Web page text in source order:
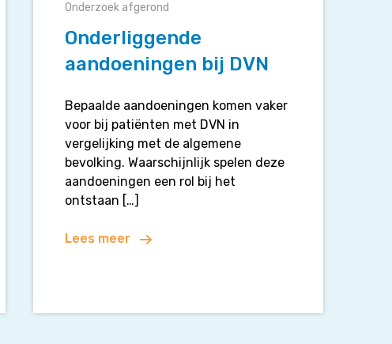
Onderzoek afgerond
Onderliggende
aandoeningen bij DVN
Bepaalde aandoeningen komen vaker
voor bij patiënten met DVN in
vergelijking met de algemene
bevolking. Waarschijnlijk spelen deze
aandoeningen een rol bij het
ontstaan […]
Lees meer